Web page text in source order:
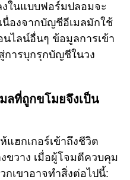
ในแบบฟอร์มปลอมจะ
นื่องจากบัญชีอีเมลมักใช้
ไลน์อื่นๆ ข้อมูลการเข้า
การบุกรุกบัญชีในวง
ลที่ถูกขโมยจึงเป็น
ฮกเกอร์เข้าถึงชีวิต
ขวาง เมื่อผู้โจมตีควบคุม
กเขาอาจทำสิ่งต่อไปนี้: